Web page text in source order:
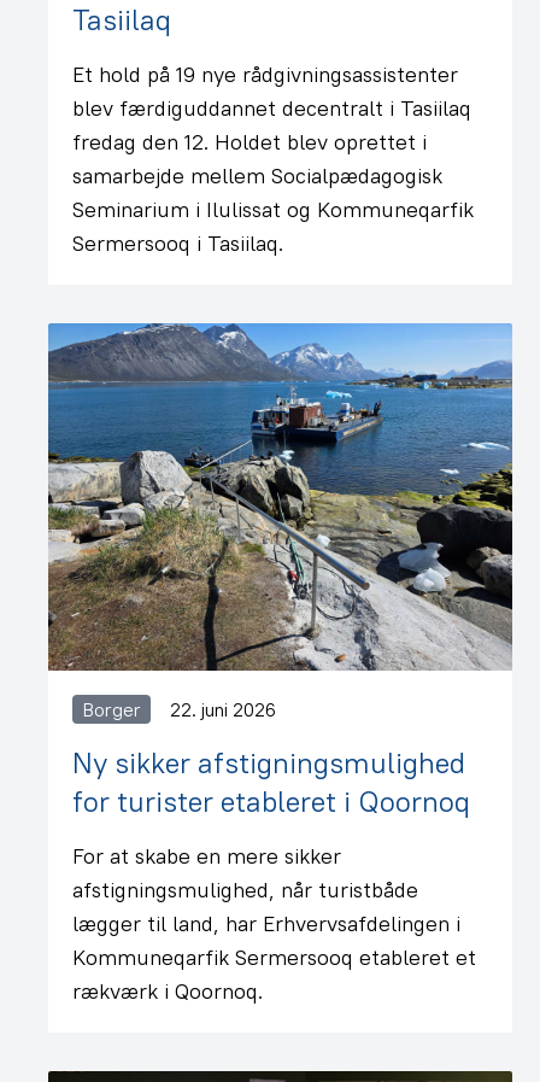
Tasiilaq
Et hold på 19 nye rådgivningsassistenter
blev færdiguddannet decentralt i Tasiilaq
fredag den 12. Holdet blev oprettet i
samarbejde mellem Socialpædagogisk
Seminarium i Ilulissat og Kommuneqarfik
Sermersooq i Tasiilaq.
Borger 22. juni 2026
Ny sikker afstigningsmulighed
for turister etableret i Qoornoq
For at skabe en mere sikker
afstigningsmulighed, når turistbåde
lægger til land, har Erhvervsafdelingen i
Kommuneqarfik Sermersooq etableret et
rækværk i Qoornoq.